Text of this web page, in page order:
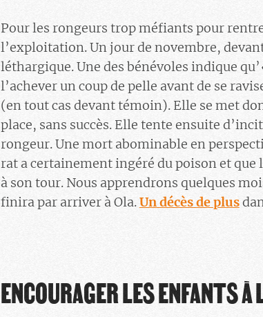
Pour les rongeurs trop méfiants pour
l’exploitation. Un jour de novembre,
léthargique. Une des bénévoles indique qu’
l’achever un coup de pelle avant de se
(en tout cas devant témoin). Elle se met
place, sans succès. Elle tente ensuite
rongeur. Une mort abominable en
rat a certainement ingéré du poison et
à son tour. Nous apprendrons quelques
finira par arriver à Ola.Un décès de plus
ENCOURAGER LES ENFANTS